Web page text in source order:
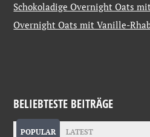
Schokoladige Overnight Oats
Overnight Oats mit Vanille-
BELIEBTESTE BEITRÄGE
POPULAR LATEST